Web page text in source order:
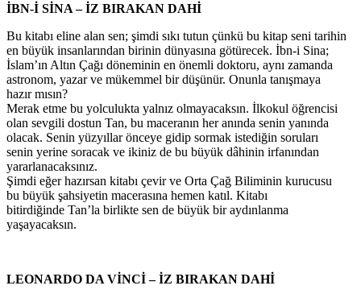
İBN-İ SİNA – İZ BIRAKAN DAHİ
Bu kitabı eline alan sen; şimdi sıkı tutun çünkü bu kitap seni tarihin
en büyük insanlarından birinin dünyasına götürecek. İbn-i Sina;
İslam’ın Altın Çağı döneminin en önemli doktoru, aynı zamanda
astronom, yazar ve mükemmel bir düşünür. Onunla tanışmaya
hazır mısın?
Merak etme bu yolculukta yalnız olmayacaksın. İlkokul öğrencisi
olan sevgili dostun Tan, bu maceranın her anında senin yanında
olacak. Senin yüzyıllar önceye gidip sormak istediğin soruları
senin yerine soracak ve ikiniz de bu büyük dâhinin irfanından
yararlanacaksınız.
Şimdi eğer hazırsan kitabı çevir ve Orta Çağ Biliminin kurucusu
bu büyük şahsiyetin macerasına hemen katıl. Kitabı
bitirdiğinde Tan’la birlikte sen de büyük bir aydınlanma
yaşayacaksın.
LEONARDO DA VİNCİ – İZ BIRAKAN DAHİ